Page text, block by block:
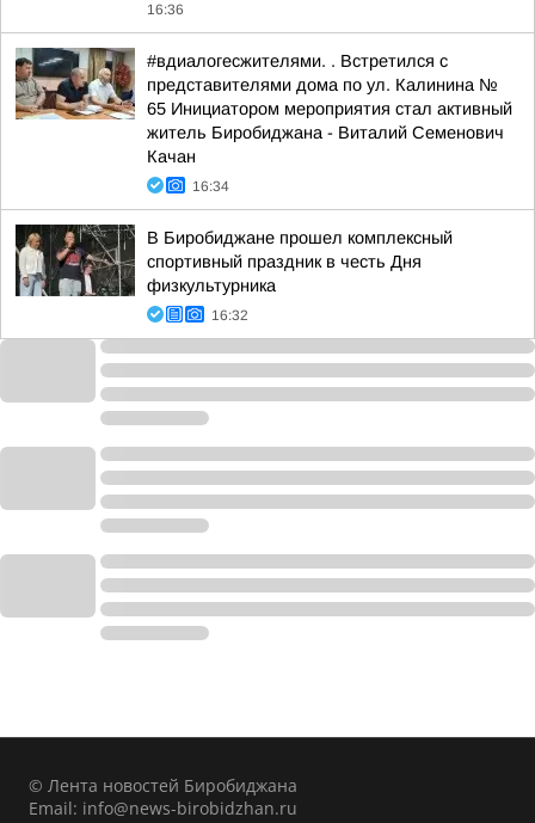
16:36
#вдиалогесжителями. . Встретился с
представителями дома по ул. Калинина №
65 Инициатором мероприятия стал активный
житель Биробиджана - Виталий Семенович
Качан
16:34
В Биробиджане прошел комплексный
спортивный праздник в честь Дня
физкультурника
16:32
© Лента новостей Биробиджана
Email: info@news-birobidzhan.ru